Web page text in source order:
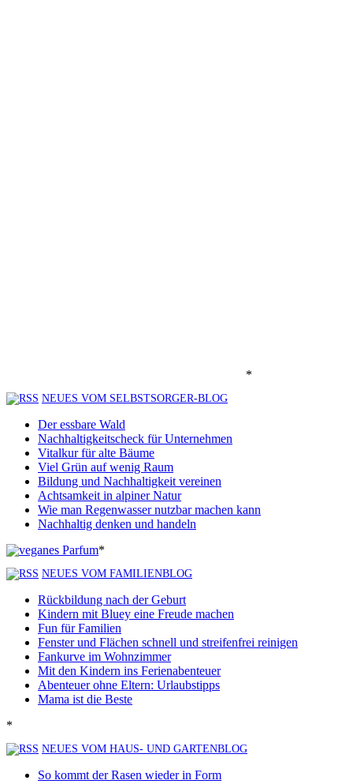
*
NEUES VOM SELBSTSORGER-BLOG
Der essbare Wald
Nachhaltigkeitscheck für Unternehmen
Vitalkur für alte Bäume
Viel Grün auf wenig Raum
Bildung und Nachhaltigkeit vereinen
Achtsamkeit in alpiner Natur
Wie man Regenwasser nutzbar machen kann
Nachhaltig denken und handeln
*
NEUES VOM FAMILIENBLOG
Rückbildung nach der Geburt
Kindern mit Bluey eine Freude machen
Fun für Familien
Fenster und Flächen schnell und streifenfrei reinigen
Fankurve im Wohnzimmer
Mit den Kindern ins Ferienabenteuer
Abenteuer ohne Eltern: Urlaubstipps
Mama ist die Beste
*
NEUES VOM HAUS- UND GARTENBLOG
So kommt der Rasen wieder in Form